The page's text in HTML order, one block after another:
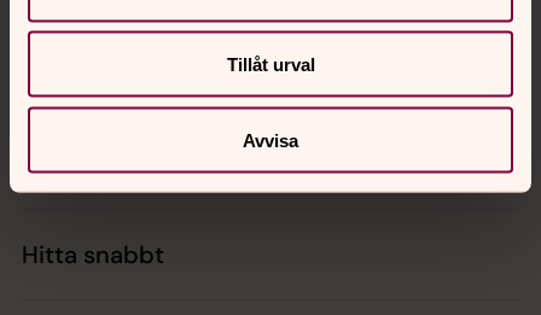
Tillåt urval
Avvisa
Kalender
Hitta snabbt